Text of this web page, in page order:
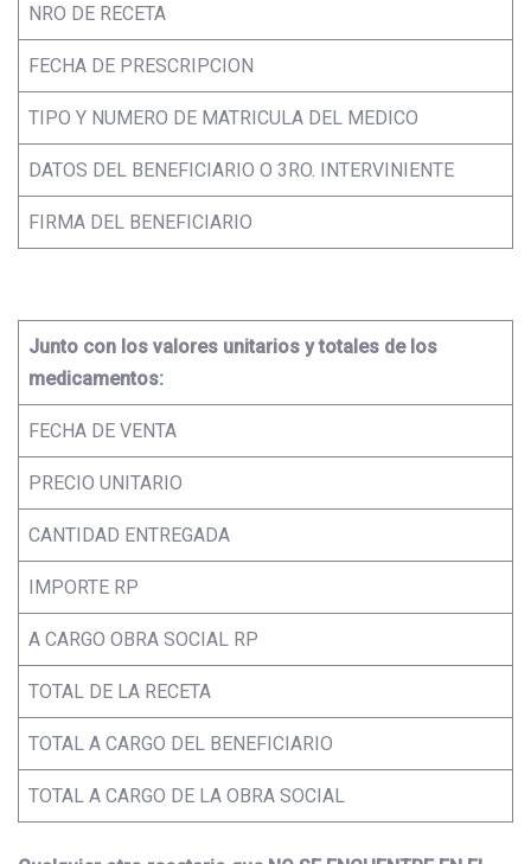
NRO DE RECETA
FECHA DE PRESCRIPCION
TIPO Y NUMERO DE MATRICULA DEL MEDICO
DATOS DEL BENEFICIARIO O 3RO. INTERVINIENTE
FIRMA DEL BENEFICIARIO
Junto con los valores unitarios y totales de los
medicamentos:
FECHA DE VENTA
PRECIO UNITARIO
CANTIDAD ENTREGADA
IMPORTE RP
A CARGO OBRA SOCIAL RP
TOTAL DE LA RECETA
TOTAL A CARGO DEL BENEFICIARIO
TOTAL A CARGO DE LA OBRA SOCIAL